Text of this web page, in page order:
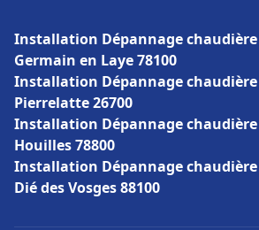
Installation Dépannage
Germain en Laye 78100
Installation Dépannage
Pierrelatte 26700
Installation Dépannage
Houilles 78800
Installation Dépannage
Dié des Vosges 88100